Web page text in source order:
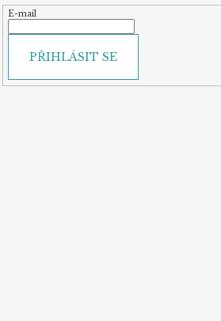
E-mail
PŘIHLÁSIT SE